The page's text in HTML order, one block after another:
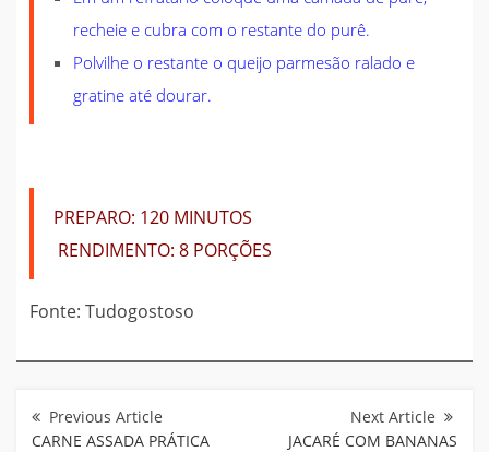
recheie e cubra com o restante do purê.
Polvilhe o restante o queijo parmesão ralado e
gratine até dourar.
PREPARO: 120 MINUTOS
RENDIMENTO: 8 PORÇÕES
Fonte: Tudogostoso
de
Post
CARNE ASSADA PRÁTICA JACARÉ COM BANANAS